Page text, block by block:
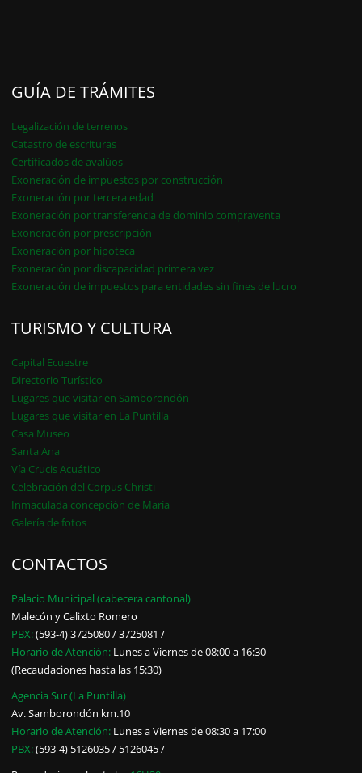
GUÍA DE TRÁMITES
Legalización de terrenos
Catastro de escrituras
Certificados de avalúos
Exoneración de impuestos por construcción
Exoneración por tercera edad
Exoneración por transferencia de dominio compraventa
Exoneración por prescripción
Exoneración por hipoteca
Exoneración por discapacidad primera vez
Exoneración de impuestos para entidades sin fines de lucro
TURISMO Y CULTURA
Capital Ecuestre
Directorio Turístico
Lugares que visitar en Samborondón
Lugares que visitar en La Puntilla
Casa Museo
Santa Ana
Vía Crucis Acuático
Celebración del Corpus Christi
Inmaculada concepción de María
Galería de fotos
CONTACTOS
Palacio Municipal (cabecera cantonal)
Malecón y Calixto Romero
PBX:(593-4) 3725080 / 3725081 /
Horario de Atención: Lunes a Viernes de 08:00 a 16:30
(Recaudaciones hasta las 15:30)
Agencia Sur (La Puntilla)
Av. Samborondón km.10
Horario de Atención: Lunes a Viernes de 08:30 a 17:00
PBX:(593-4) 5126035 / 5126045 /